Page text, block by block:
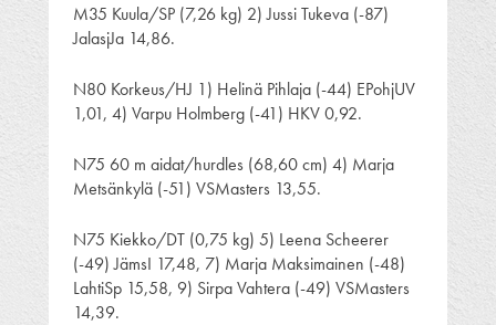
M35 Kuula/SP (7,26 kg) 2) Jussi Tukeva (-87)
JalasjJa 14,86.
N80 Korkeus/HJ 1) Helinä Pihlaja (-44) EPohjUV
1,01, 4) Varpu Holmberg (-41) HKV 0,92.
N75 60 m aidat/hurdles (68,60 cm) 4) Marja
Metsänkylä (-51) VSMasters 13,55.
N75 Kiekko/DT (0,75 kg) 5) Leena Scheerer
(-49) JämsI 17,48, 7) Marja Maksimainen (-48)
LahtiSp 15,58, 9) Sirpa Vahtera (-49) VSMasters
14,39.